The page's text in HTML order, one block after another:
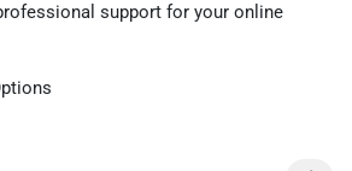
support for your online